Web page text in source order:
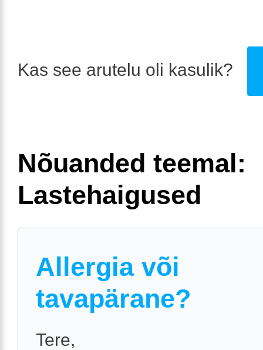
Kas see arutelu oli kasulik?
Nõuanded teemal:
Lastehaigused
Allergia või
tavapärane?
Tere,